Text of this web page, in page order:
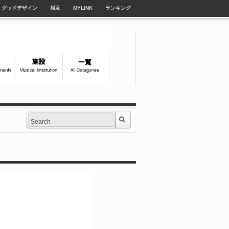
グッドデザイン 相互 MYLINK ランキング